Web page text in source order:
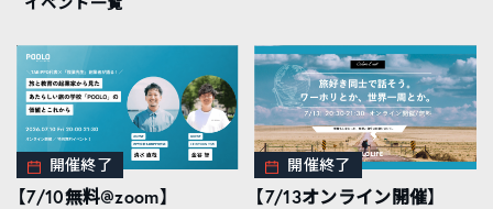
開催終了
【7/10無料@zoom】
開催終了
【7/13オンライン開催】